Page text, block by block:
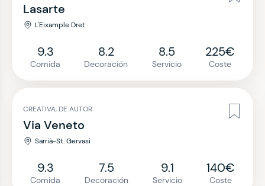
Lasarte
L'Eixample Dret
9.3
Comida
8.2
Decoración
8.5
Servicio
225€
Coste
CREATIVA, DE AUTOR
Via Veneto
Sarrià-St. Gervasi
9.3
Comida
7.5
Decoración
9.1
Servicio
140€
Coste